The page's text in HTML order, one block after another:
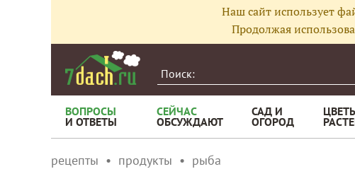
Наш сайт использует
Продолжая
ВОПРОСЫ
И ОТВЕТЫ
СЕЙЧАС
ОБСУЖДАЮТ
САД И
ОГОРОД
рецепты продукты рыба